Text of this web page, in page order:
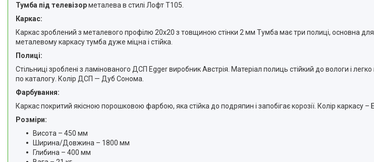
Тумба під телевізорметалева в стилі Лофт Т105.
Каркас:
Каркас зроблений з металевого профілю 20х20 з товщиною стінки 2 мм Тумба має три полиці, основна для
металевому каркасу тумба дуже міцна і стійка.
Полиці:
Стільниці зроблені з ламінованого ДСП Egger виробник Австрія. Матеріал полиць стійкий до вологи і
по каталогу. Колір ДСП — Дуб Сонома.
Фарбування:
Каркас покритий якісною порошковою фарбою, яка стійка до подряпин і запобігає корозії. Колір каркасу
Розміри:
Висота – 450 мм
Ширина/Довжина – 1800 мм
Глибина – 400 мм